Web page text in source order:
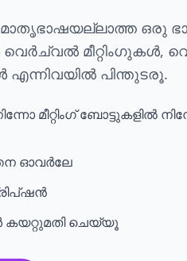
മാതൃഭാഷയല്ലാത്ത ഒരു
മീറ്റിംഗുകൾ,
പിന്തുടരൂ.
മീറ്റിംഗ് ബോട്ടുകളിൽ
ഓവർലേ
കയറ്റുമതി ചെയ്യൂ